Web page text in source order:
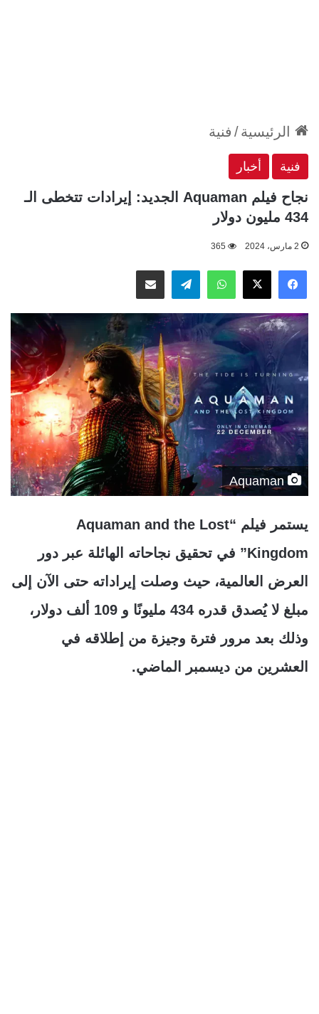
الرئيسية/ فنية
فنية أخبار
نجاح فيلم Aquaman الجديد: إيرادات تتخطى الـ
434 مليون دولار
2 مارس، 2024 365
فيسبوك
‫X واتسابتيلقراممشاركة عبر البريد
Aquaman
يستمر فيلم “Aquaman and the Lost
Kingdom” في تحقيق نجاحاته الهائلة عبر دور
العرض العالمية، حيث وصلت إيراداته حتى الآن إلى
مبلغ لا يُصدق قدره 434 مليونًا و 109 ألف دولار،
وذلك بعد مرور فترة وجيزة من إطلاقه في
العشرين من ديسمبر الماضي.